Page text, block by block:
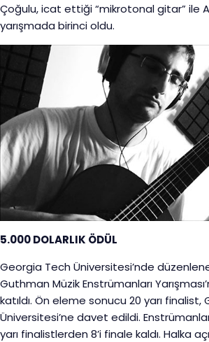
Çoğulu, icat ettiği “mikrotonal gitar” ile
yarışmada birinci oldu.
5.000 DOLARLIK ÖDÜL
Georgia Tech Üniversitesi’nde
Guthman Müzik Enstrümanları
katıldı. Ön eleme sonucu 20 yarı finalist,
Üniversitesi’ne davet edildi.
yarı finalistlerden 8’i finale kaldı. Halka